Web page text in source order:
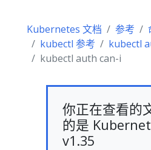
Kubernetes 文档 参考
kubectl 参考
kubectl
kubectl auth can-i
你正在查看的
的是
v1.35